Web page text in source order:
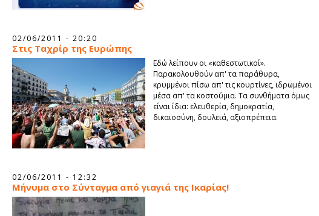
02/06/2011 - 20:20
Στις Ταχρίρ της Ευρώπης
Εδώ λείπουν οι «καθεστωτικοί».
Παρακολουθούν απ' τα παράθυρα,
κρυμμένοι πίσω απ' τις κουρτίνες, ιδρωμένοι
μέσα απ' τα κοστούμια. Τα συνθήματα όμως
είναι ίδια: ελευθερία, δημοκρατία,
δικαιοσύνη, δουλειά, αξιοπρέπεια.
02/06/2011 - 12:32
Μήνυμα στο Σύνταγμα από γιαγιά της Ικαρίας!